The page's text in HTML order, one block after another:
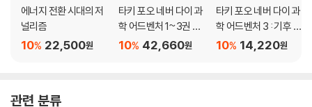
에너지 전환 시대의 저
널리즘
22,500원
10%
타키 포오 네버 다이 과
학 어드벤처 1~3권 세
트
42,660원
10%
타키 포오 네버 다이 과
학 어드벤처 3 : 기후 변
화의 뜨거운 경고
14,220원
10%
관련 분류